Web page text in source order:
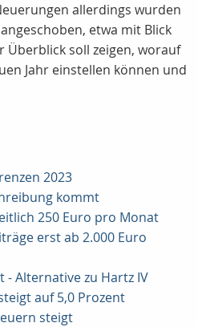
allerdings wurden
etwa mit Blick
Überblick soll zeigen, worauf
Jahr einstellen können und
2023
kommt
250 Euro pro Monat
erst ab 2.000 Euro
- Alternative zu Hartz IV
auf 5,0 Prozent
steigt